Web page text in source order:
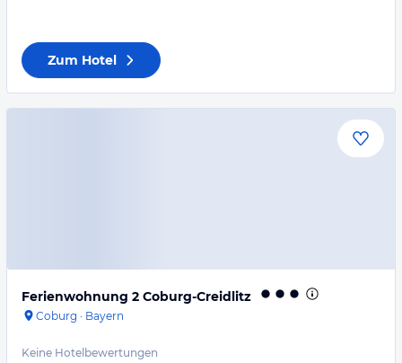
Zum Hotel
Ferienwohnung 2 Coburg-Creidlitz
Coburg · Bayern
Keine Hotelbewertungen